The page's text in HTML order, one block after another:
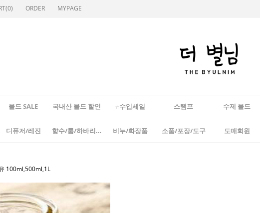
0) ORDER MYPAGE
몰드 SALE 국내산 몰드 할인 ☆수입세일 스탬프 수제 몰드
디퓨저/레진 향수/룸/하바리움 비누/화장품 소품/포장/도구 도매회원
100ml,500ml,1L